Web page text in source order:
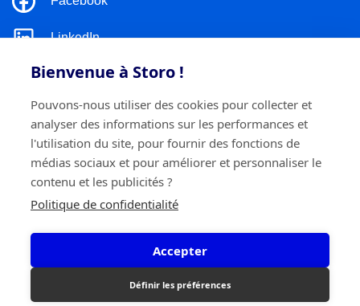
Bienvenue à Storo !
Pouvons-nous utiliser des cookies pour collecter et
analyser des informations sur les performances et
l'utilisation du site, pour fournir des fonctions de
médias sociaux et pour améliorer et personnaliser le
contenu et les publicités ?
Politique de confidentialité
Accepter
Définir les préférences
LinkedIn
Instagram
TikTok
©2026 Storo
Politique de confidentialité
Storo BV 0717.595.310